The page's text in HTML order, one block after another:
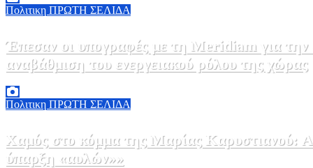
Πολιτικη ΠΡΩΤΗ ΣΕΛΙΔΑ
Έπεσαν οι υπογραφές με τη Meridiam για
αναβάθμιση του ενεργειακού ρόλου της χώρας
Πολιτικη ΠΡΩΤΗ ΣΕΛΙΔΑ
Χαμός στο κόμμα της Μαρίας Καρυστιανού:
ύπαρξη «αυλών»»